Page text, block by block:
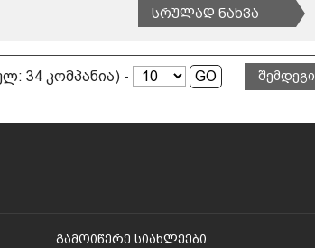
Სრულად Ნახვა
შემდეგი
34 კომპანია) -
Გამოიწერე Სიახლეები